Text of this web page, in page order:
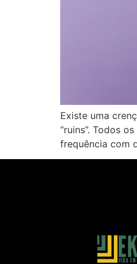
Existe uma
“ruins”. Todos
frequência com